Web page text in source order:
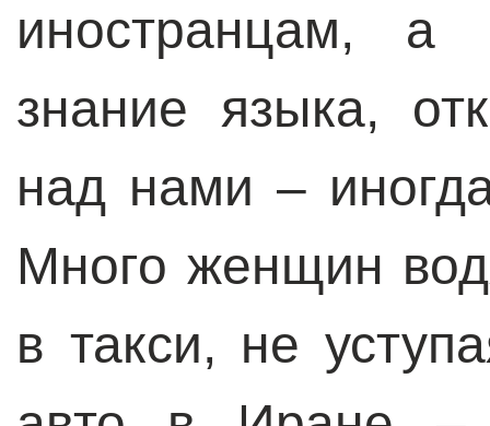
иностранцам, а
знание языка,
над нами –
Много женщин
в такси, не